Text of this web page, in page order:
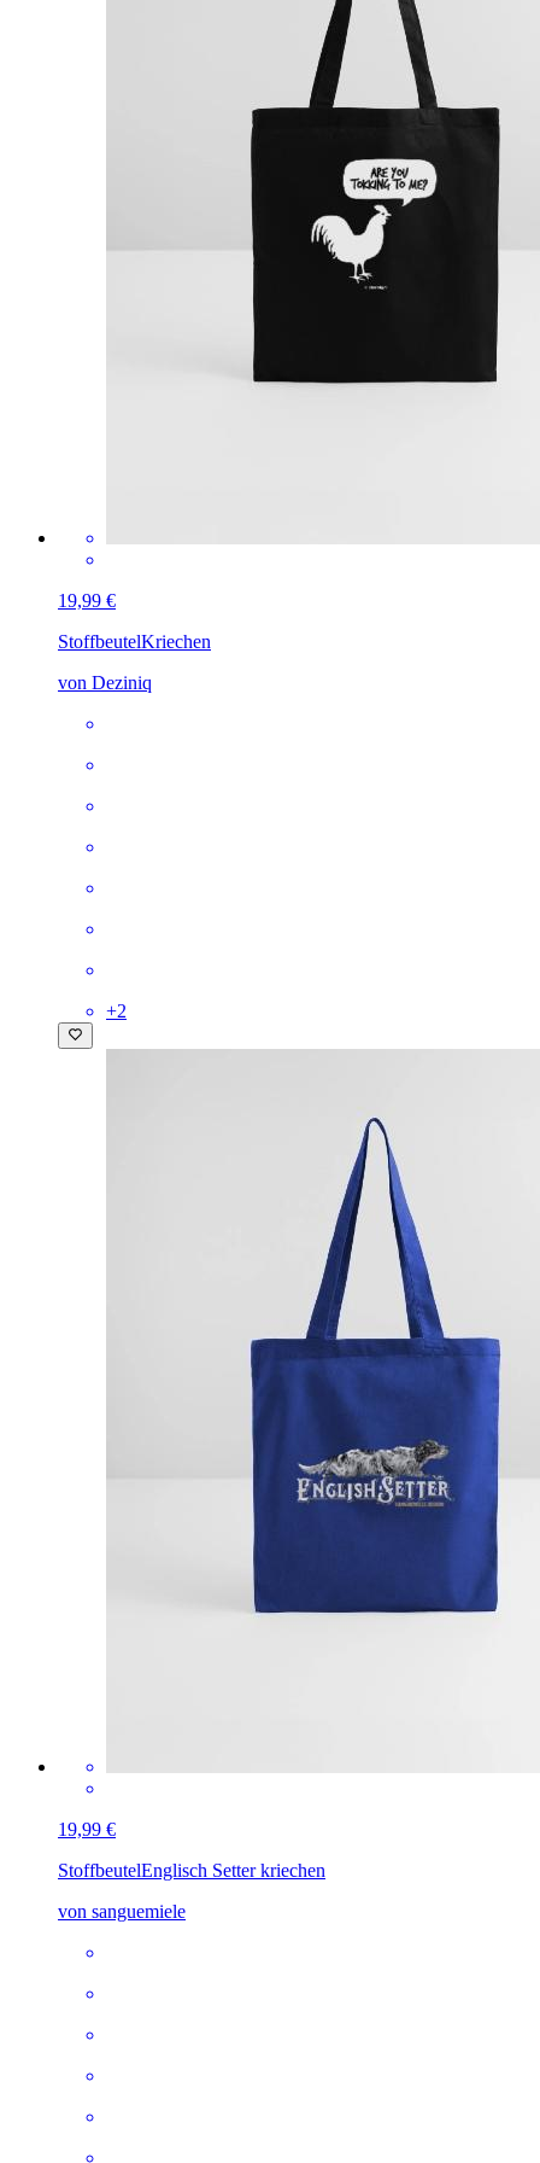
19,99 €
StoffbeutelKriechen
von Deziniq
+2
19,99 €
StoffbeutelEnglisch Setter kriechen
von sanguemiele